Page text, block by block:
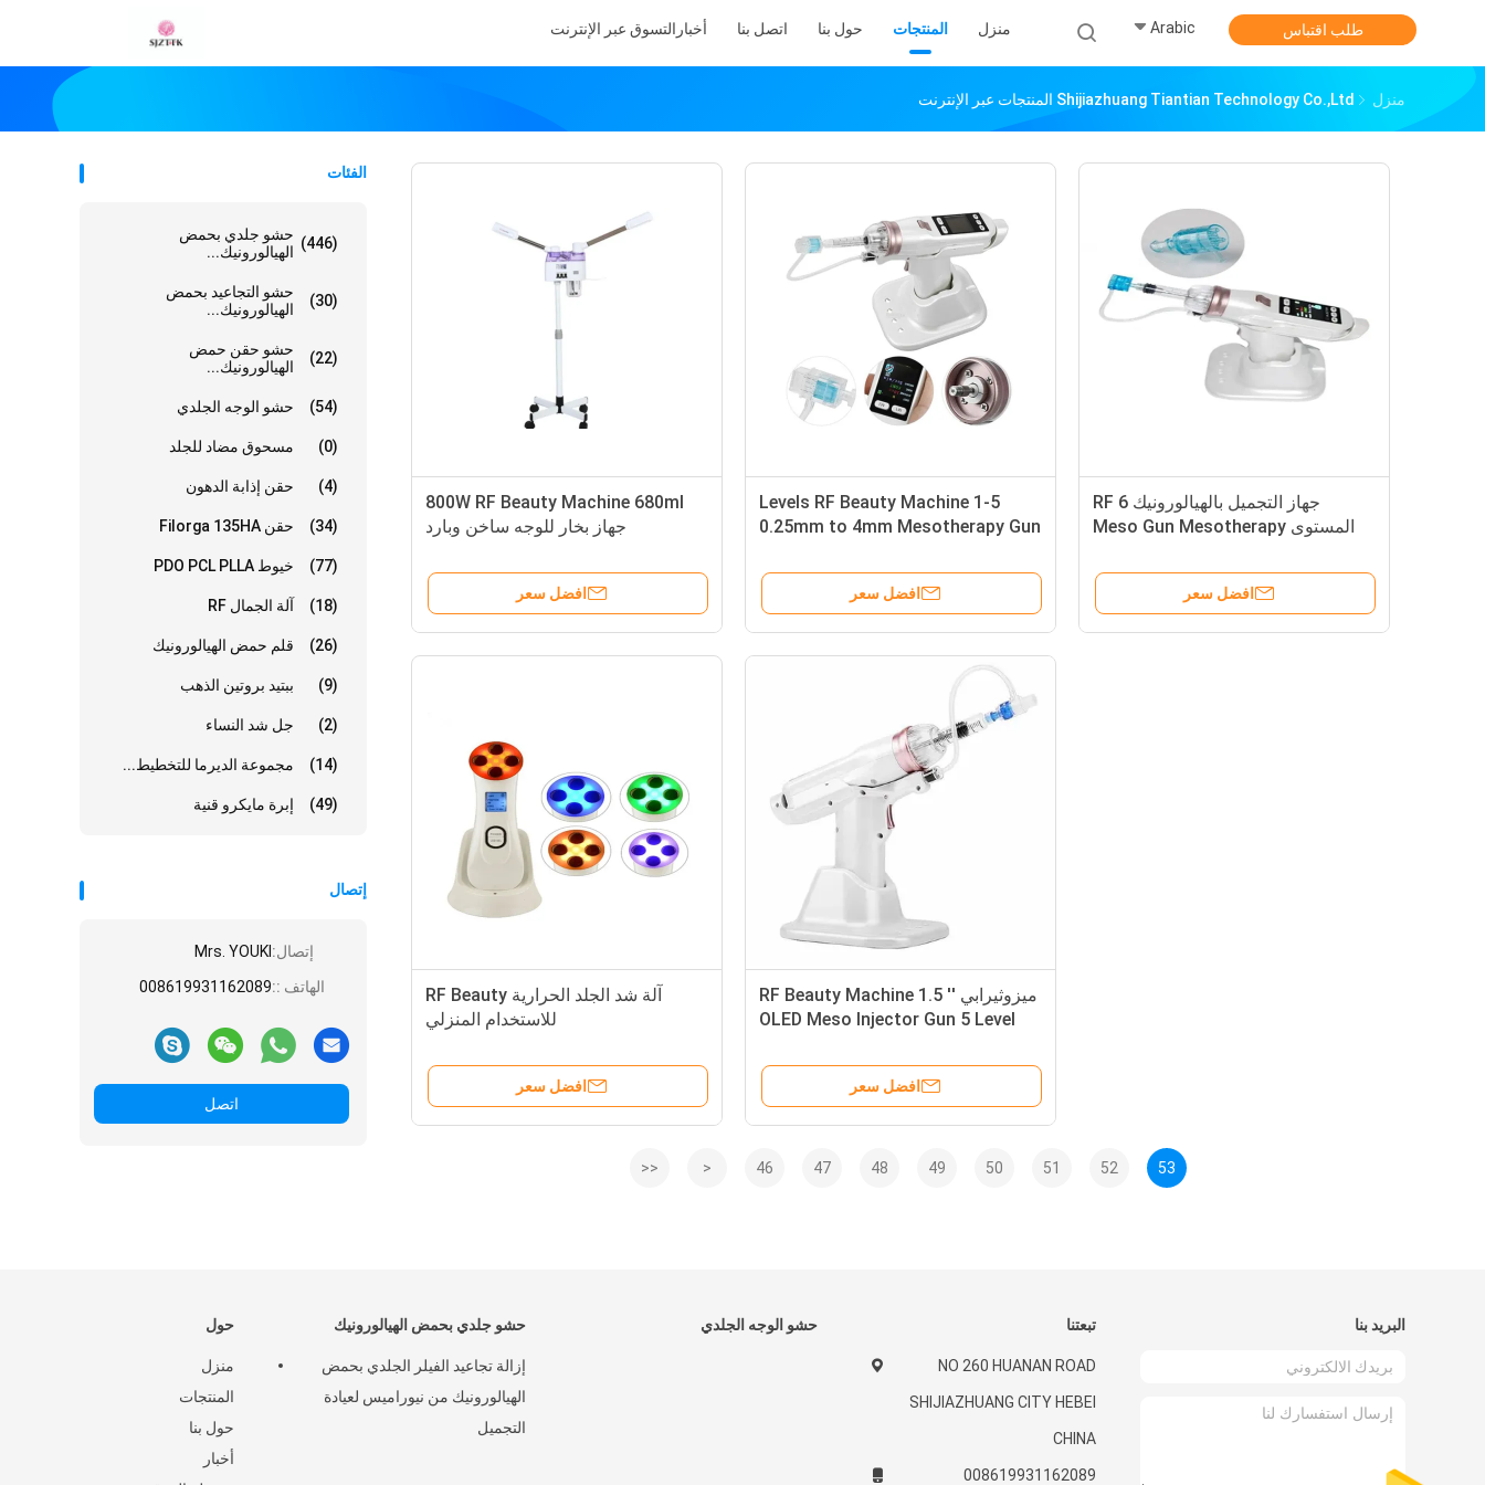
منزل المنتجات حول بنا اتصل بنا أخبار التسوق عبر الإنترنت Arabic طلب اقتباس
منزل Shijiazhuang Tiantian Technology Co.,ltd المنتجات عبر الإنترنت
الفئات
حشو جلدي بحمض
الهيالورونيك...
(446)
حشو التجاعيد بحمض
الهيالورونيك...
(30)
حشو حقن حمض
الهيالورونيك...
(22)
حشو الوجه الجلدي (54)
مسحوق مضاد للجلد (0)
حقن إذابة الدهون (4)
حقن Filorga 135HA (34)
خيوط PDO PCL PLLA (77)
آلة الجمال RF (18)
قلم حمض الهيالورونيك (26)
ببتيد بروتين الذهب (9)
جل شد النساء (2)
مجموعة الديرما للتخطيط... (14)
إبرة مايكرو قنية (49)
إتصال
إتصال: Mrs. YOUKI
الهاتف ::008619931162089
اتصل
800W RF Beauty Machine 680ml
جهاز بخار للوجه ساخن وبارد
افضل سعر
1-5 Levels RF Beauty Machine
0.25mm to 4mm Mesotherapy Gun
افضل سعر
جهاز التجميل بالهيالورونيك RF 6
المستوى Meso Gun Mesotherapy
افضل سعر
آلة شد الجلد الحرارية RF Beauty
للاستخدام المنزلي
افضل سعر
ميزوثيرابي RF Beauty Machine 1.5 ''
OLED Meso Injector Gun 5 Level
افضل سعر
<< < 46 47 48 49 50 51 52 53
حول
منزل
المنتجات
حول بنا
أخبار
حشو جلدي بحمض الهيالورونيك
إزالة تجاعيد الفيلر الجلدي بحمض
الهيالورونيك من نيوراميس لعيادة
التجميل
حشو الوجه الجلدي تبعتنا
NO 260 HUANAN ROAD
SHIJIAZHUANG CITY HEBEI
CHINA
008619931162089
البريد بنا